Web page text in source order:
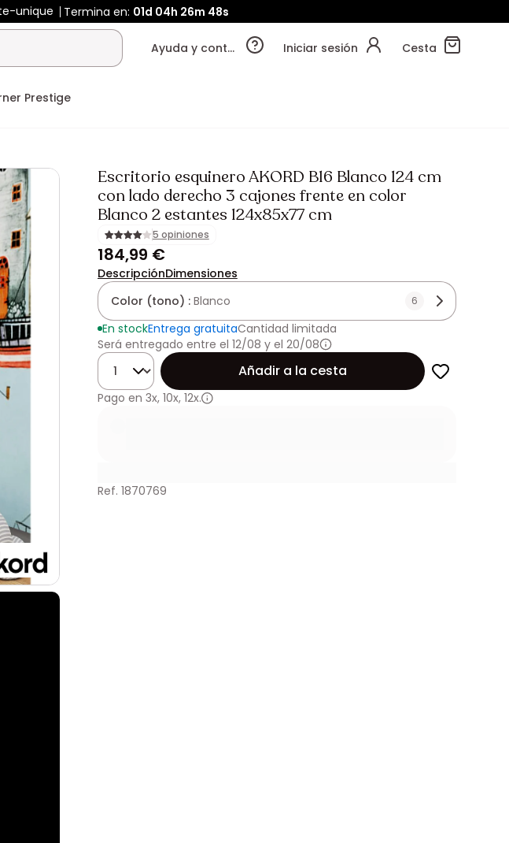
unique Termina en: 01d 04h 26m 47s
Ayuda y contacto Iniciar sesión Cesta
Prestige
Escritorio esquinero AKORD B16 Blanco 124 cm
con lado derecho 3 cajones frente en color
Blanco 2 estantes 124x85x77 cm
5 opiniones
184,99 €
DescripciónDimensiones
Color (tono) : Blanco 6
En stockEntrega gratuitaCantidad limitada
Será entregado entre el 12/08 y el 20/08
Cantidad
Añadir a la cesta
Pago en 3x, 10x, 12x.
Ref. 1870769